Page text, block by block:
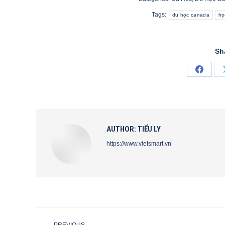
Tags: du học canada
Share
AUTHOR: TIỂU LY
https://www.vietsmart.vn